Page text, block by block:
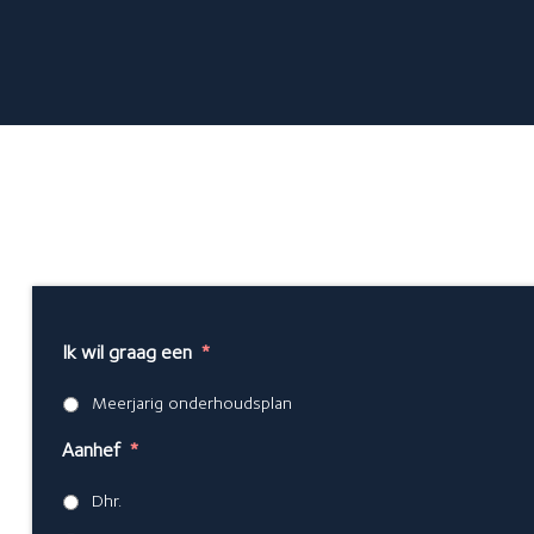
De 7 fraaie voordelen
Ik wil graag een *
Meerjarig onderhoudsplan
Aanhef *
Dhr.